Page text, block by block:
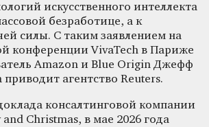
искусственного интеллекта
безработице, а к
силы. С таким заявлением на
конференции VivaTech в Париже
Amazon и Blue Origin Джефф
приводит агентство Reuters.
консалтинговой компании
Christmas, в мае 2026 года